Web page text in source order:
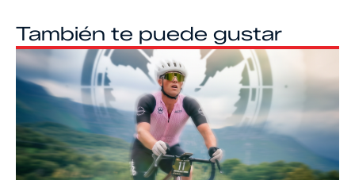
También te puede gustar